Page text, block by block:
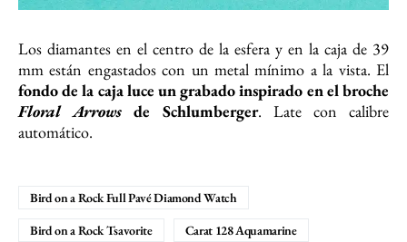
Los diamantes en el centro de la esfera y en la caja de 39
mm están engastados con un metal mínimo a la vista. El
fondo de la caja luce un grabado inspirado en el broche
Floral Arrowsde Schlumberger. Late con calibre
automático.
Bird on a Rock Full Pavé Diamond Watch
Bird on a Rock Tsavorite
Carat 128 Aquamarine